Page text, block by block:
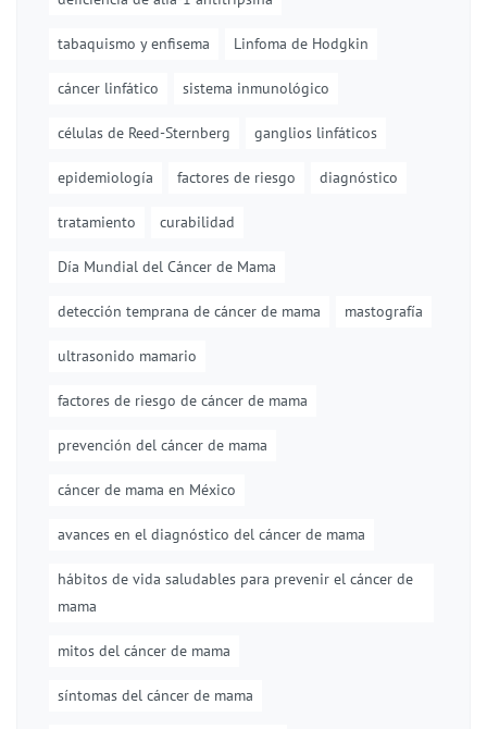
tabaquismo y enfisema Linfoma de Hodgkin
cáncer linfático sistema inmunológico
células de Reed-Sternberg ganglios linfáticos
epidemiología factores de riesgo diagnóstico
tratamiento curabilidad
Día Mundial del Cáncer de Mama
detección temprana de cáncer de mama mastografía
ultrasonido mamario
factores de riesgo de cáncer de mama
prevención del cáncer de mama
cáncer de mama en México
avances en el diagnóstico del cáncer de mama
hábitos de vida saludables para prevenir el cáncer de
mama
mitos del cáncer de mama
síntomas del cáncer de mama